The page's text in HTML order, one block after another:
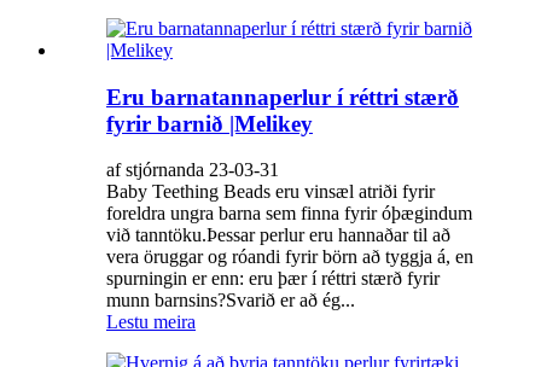
Eru barnatannaperlur í réttri stærð
fyrir barnið |Melikey
af stjórnanda 23-03-31
Baby Teething Beads eru vinsæl atriði fyrir
foreldra ungra barna sem finna fyrir óþægindum
við tanntöku.Þessar perlur eru hannaðar til að
vera öruggar og róandi fyrir börn að tyggja á, en
spurningin er enn: eru þær í réttri stærð fyrir
munn barnsins?Svarið er að ég...
Lestu meira